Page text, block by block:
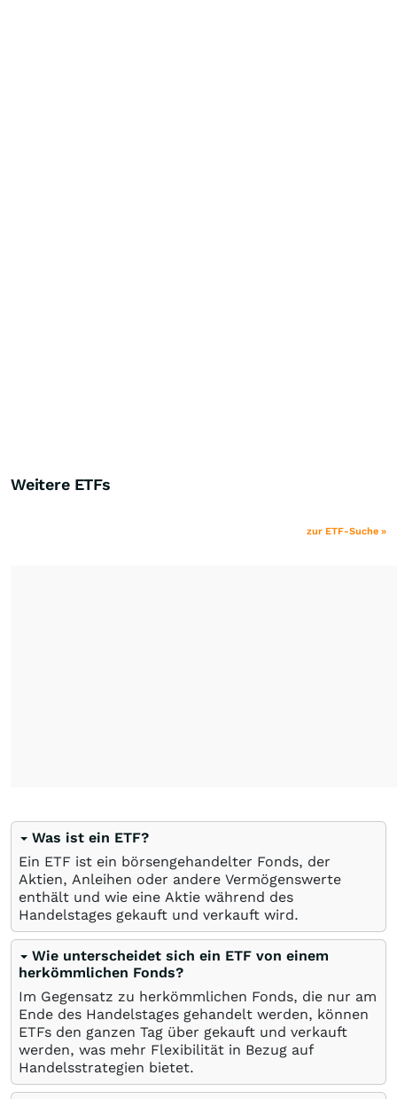
Weitere ETFs
zur ETF-Suche »
Was ist ein ETF?
Ein ETF ist ein börsengehandelter Fonds, der
Aktien, Anleihen oder andere Vermögenswerte
enthält und wie eine Aktie während des
Handelstages gekauft und verkauft wird.
Wie unterscheidet sich ein ETF von einem
herkömmlichen Fonds?
Im Gegensatz zu herkömmlichen Fonds, die nur am
Ende des Handelstages gehandelt werden, können
ETFs den ganzen Tag über gekauft und verkauft
werden, was mehr Flexibilität in Bezug auf
Handelsstrategien bietet.